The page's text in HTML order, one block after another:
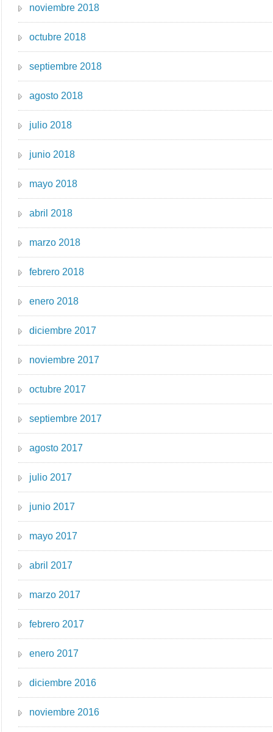
noviembre 2018
octubre 2018
septiembre 2018
agosto 2018
julio 2018
junio 2018
mayo 2018
abril 2018
marzo 2018
febrero 2018
enero 2018
diciembre 2017
noviembre 2017
octubre 2017
septiembre 2017
agosto 2017
julio 2017
junio 2017
mayo 2017
abril 2017
marzo 2017
febrero 2017
enero 2017
diciembre 2016
noviembre 2016